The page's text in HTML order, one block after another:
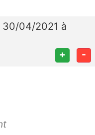
30/04/2021 à
+ -